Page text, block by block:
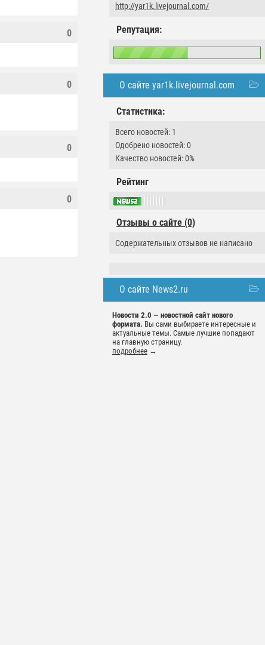
http://yar1k.livejournal.com/
Репутация:
О сайте yar1k.livejournal.com
Статистика:
Всего новостей: 1
Одобрено новостей: 0
Качество новостей: 0%
Рейтинг
Отзывы о сайте (0)
Содержательных отзывов не написано
О сайте News2.ru
Новости 2.0 — новостной сайт нового
формата. Вы сами выбираете интересные и
актуальные темы. Самые лучшие попадают
на главную страницу.
подробнее →
0
0
0
0